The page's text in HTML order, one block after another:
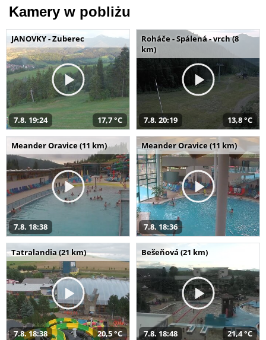
Kamery w pobliżu
JANOVKY - Zuberec
7.8. 19:24 17,7 °C
Roháče - Spálená - vrch (8
km)
7.8. 20:19 13,8 °C
Meander Oravice (11 km)
7.8. 18:38
Meander Oravice (11 km)
7.8. 18:36
Tatralandia (21 km)
7.8. 18:38 20,5 °C
Bešeňová (21 km)
7.8. 18:48 21,4 °C